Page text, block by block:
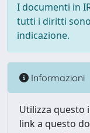
I documenti in
tutti i diritti
indicazione.
Informazioni
Utilizza questo
link a questo